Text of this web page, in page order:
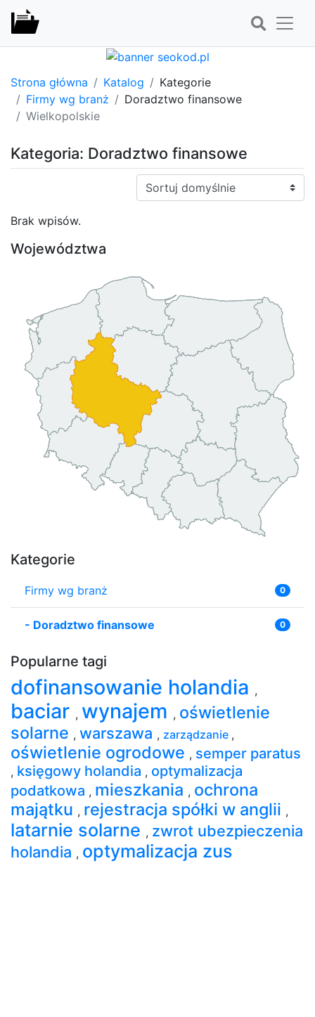
Strona główna Katalog
Kategorie
Firmy wg branż
Doradztwo finansowe
Wielkopolskie
Kategoria: Doradztwo finansowe
Sortuj:
Brak wpisów.
Województwa
Kategorie
Firmy wg branż 0
- Doradztwo finansowe 0
Popularne tagi
dofinansowanie holandia ,
baciar , wynajem , oświetlenie
solarne , warszawa , zarządzanie ,
oświetlenie ogrodowe , semper paratus
, księgowy holandia , optymalizacja
podatkowa , mieszkania , ochrona
majątku , rejestracja spółki w anglii ,
latarnie solarne , zwrot ubezpieczenia
holandia , optymalizacja zus